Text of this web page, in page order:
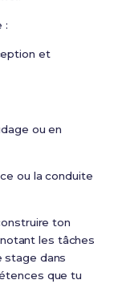
:
et
ou en
ou la conduite
ton
les tâches
stage dans
que tu